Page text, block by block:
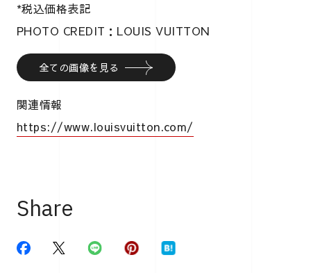
*税込価格表記
PHOTO CREDIT：LOUIS VUITTON
全ての画像を見る
関連情報
https://www.louisvuitton.com/
Share